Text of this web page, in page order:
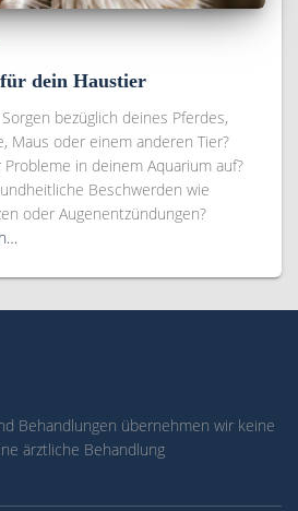
dein Haustier
bezüglich deines Pferdes,
Maus oder einem anderen Tier?
in deinem Aquarium auf?
Beschwerden wie
oder Augenentzündungen?
Behandlungen übernehmen wir keine
ärztliche Behandlung